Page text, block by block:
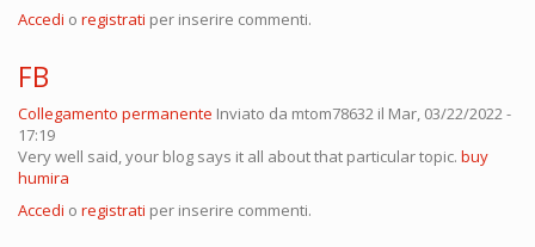
Accedi o registrati per inserire commenti.
FB
Collegamento permanente Inviato da mtom78632 il Mar, 03/22/2022 -
17:19
Very well said, your blog says it all about that particular topic. buy
humira
Accedi o registrati per inserire commenti.